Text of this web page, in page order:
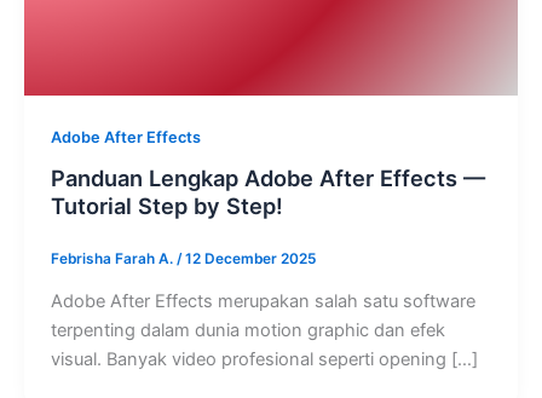
Adobe After Effects
Panduan Lengkap Adobe After Effects —
Tutorial Step by Step!
Febrisha Farah A. /12 December 2025
Adobe After Effects merupakan salah satu software
terpenting dalam dunia motion graphic dan efek
visual. Banyak video profesional seperti opening […]